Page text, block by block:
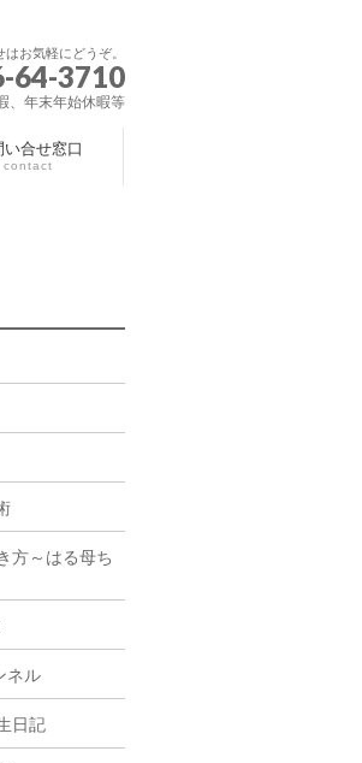
お気軽にどうぞ。
64-3710
、年末年始休暇等
い合せ窓口
contact
方～はる母ち
ネル
日記